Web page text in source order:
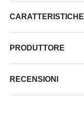
CARATTERISTICHE
PRODUTTORE
RECENSIONI